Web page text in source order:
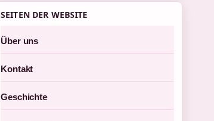
SEITEN DER WEBSITE
Über uns
Kontakt
Geschichte